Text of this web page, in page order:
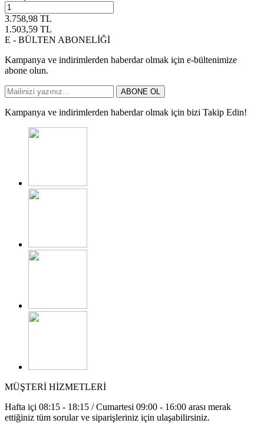
3.758,98 TL
1.503,59 TL
E - BÜLTEN ABONELİĞİ
Kampanya ve indirimlerden haberdar olmak için e-bültenimize
abone olun.
ABONE OL
Kampanya ve indirimlerden haberdar olmak için bizi Takip Edin!
MÜŞTERİ HİZMETLERİ
Hafta içi 08:15 - 18:15 / Cumartesi 09:00 - 16:00 arası merak
ettiğiniz tüm sorular ve siparişleriniz için ulaşabilirsiniz.